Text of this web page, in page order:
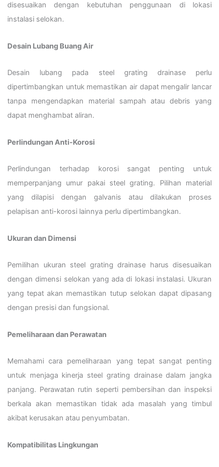
disesuaikan dengan kebutuhan penggunaan di lokasi
instalasi selokan.
Desain Lubang Buang Air
Desain lubang pada steel grating drainase perlu
dipertimbangkan untuk memastikan air dapat mengalir lancar
tanpa mengendapkan material sampah atau debris yang
dapat menghambat aliran.
Perlindungan Anti-Korosi
Perlindungan terhadap korosi sangat penting untuk
memperpanjang umur pakai steel grating. Pilihan material
yang dilapisi dengan galvanis atau dilakukan proses
pelapisan anti-korosi lainnya perlu dipertimbangkan.
Ukuran dan Dimensi
Pemilihan ukuran steel grating drainase harus disesuaikan
dengan dimensi selokan yang ada di lokasi instalasi. Ukuran
yang tepat akan memastikan tutup selokan dapat dipasang
dengan presisi dan fungsional.
Pemeliharaan dan Perawatan
Memahami cara pemeliharaan yang tepat sangat penting
untuk menjaga kinerja steel grating drainase dalam jangka
panjang. Perawatan rutin seperti pembersihan dan inspeksi
berkala akan memastikan tidak ada masalah yang timbul
akibat kerusakan atau penyumbatan.
Kompatibilitas Lingkungan